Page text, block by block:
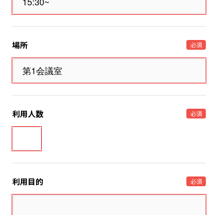
場所 必須
利用人数 必須
利用目的 必須